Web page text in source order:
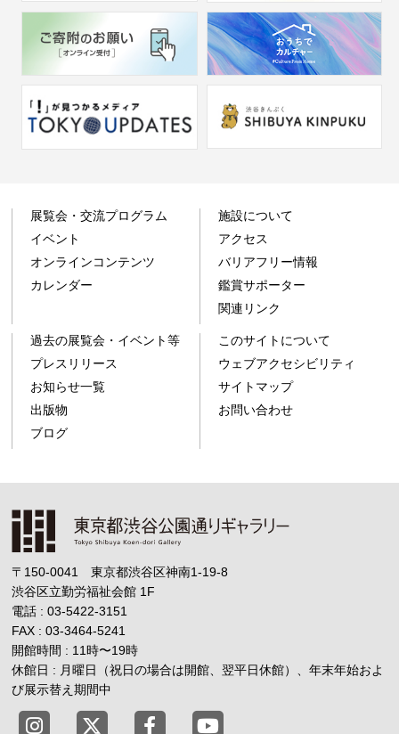
展覧会・交流プログラム
イベント
オンラインコンテンツ
カレンダー
施設について
アクセス
バリアフリー情報
鑑賞サポーター
関連リンク
過去の展覧会・イベント等
プレスリリース
お知らせ一覧
出版物
ブログ
このサイトについて
ウェブアクセシビリティ
サイトマップ
お問い合わせ
〒150-0041 東京都渋谷区神南1-19-8
渋谷区立勤労福祉会館 1F
電話 : 03-5422-3151
FAX : 03-3464-5241
開館時間 : 11時〜19時
休館日 : 月曜日（祝日の場合は開館、翌平日休館）、年末年始およ
び展示替え期間中
東京都渋谷公園通りギャラリー X
東京都渋谷公園通りギャラリー
東京都渋谷公園通りギャ